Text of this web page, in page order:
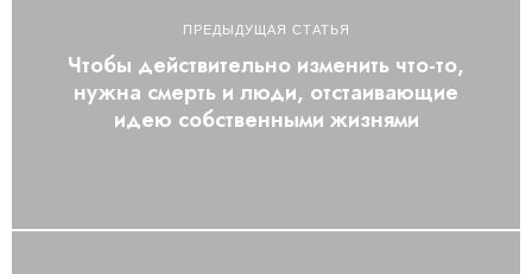
ПРЕДЫДУЩАЯ СТАТЬЯ
Чтобы действительно изменить что-то,
нужна смерть и люди, отстаивающие
идею собственными жизнями